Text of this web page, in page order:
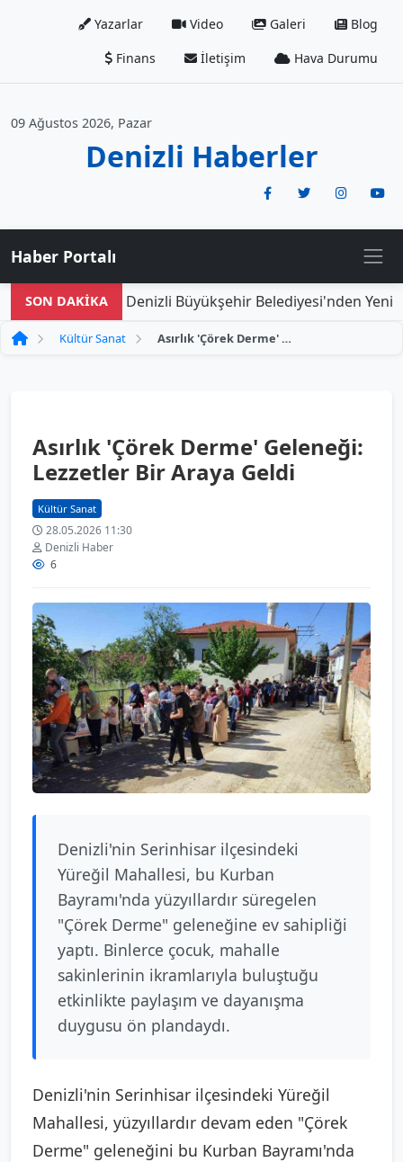
Yazarlar Video Galeri
Blog
Finans
İletişim Hava Durumu
09 Ağustos 2026, Pazar
Denizli Haberler
Haber Portalı
SON DAKİKA Denizli Büyükşehir Belediyesi'nden Yeni
Kültür Sanat Asırlık 'Çörek Derme' Geleneği: Lezzetler Bir Araya Geldi
Asırlık 'Çörek Derme' Geleneği:
Lezzetler Bir Araya Geldi
Kültür Sanat
28.05.2026 11:30
Denizli Haber
6
Denizli'nin Serinhisar ilçesindeki
Yüreğil Mahallesi, bu Kurban
Bayramı'nda yüzyıllardır süregelen
"Çörek Derme" geleneğine ev sahipliği
yaptı. Binlerce çocuk, mahalle
sakinlerinin ikramlarıyla buluştuğu
etkinlikte paylaşım ve dayanışma
duygusu ön plandaydı.
Denizli'nin Serinhisar ilçesindeki Yüreğil
Mahallesi, yüzyıllardır devam eden "Çörek
Derme" geleneğini bu Kurban Bayramı'nda